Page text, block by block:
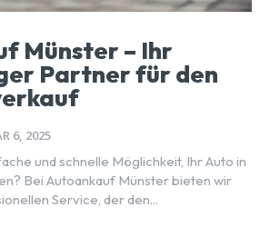
Münster – Ihr
Partner für den
6, 2025
und schnelle Möglichkeit, Ihr Auto in
Bei Autoankauf Münster bieten wir
Service, der den...